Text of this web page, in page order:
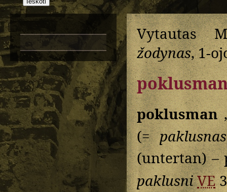
Vytautas
žodynas, 1-
poklusman
(=paklusnas
(untertan) –
paklusni VE